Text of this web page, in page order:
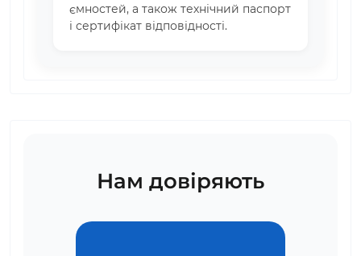
ємностей, а також технічний паспорт
і сертифікат відповідності.
Нам довіряють